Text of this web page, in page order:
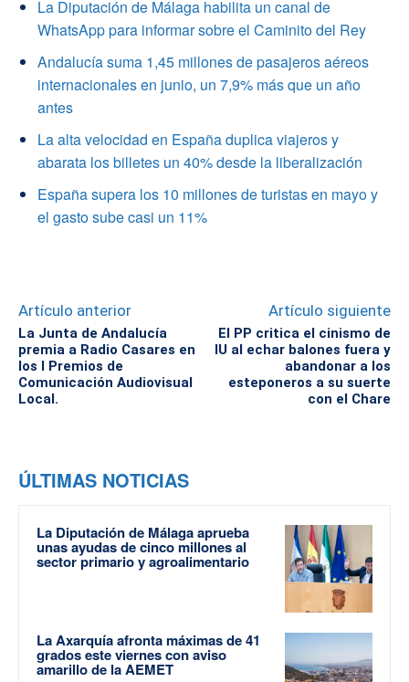
La Diputación de Málaga habilita un canal de
WhatsApp para informar sobre el Caminito del Rey
Andalucía suma 1,45 millones de pasajeros aéreos
internacionales en junio, un 7,9% más que un año
antes
La alta velocidad en España duplica viajeros y
abarata los billetes un 40% desde la liberalización
España supera los 10 millones de turistas en mayo y
el gasto sube casi un 11%
Artículo anterior
La Junta de Andalucía
premia a Radio Casares en
los I Premios de
Comunicación Audiovisual
Local.
Artículo siguiente
El PP critica el cinismo de
IU al echar balones fuera y
abandonar a los
esteponeros a su suerte
con el Chare
ÚLTIMAS NOTICIAS
La Diputación de Málaga aprueba
unas ayudas de cinco millones al
sector primario y agroalimentario
La Axarquía afronta máximas de 41
grados este viernes con aviso
amarillo de la AEMET